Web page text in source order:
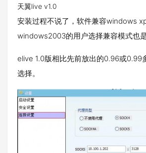
天翼live v1.0
安装过程不说了，软件兼容windows
windows2003的用户选择兼容模式也是
elive 1.0版相比先前放出的0.96或0.99
选择。